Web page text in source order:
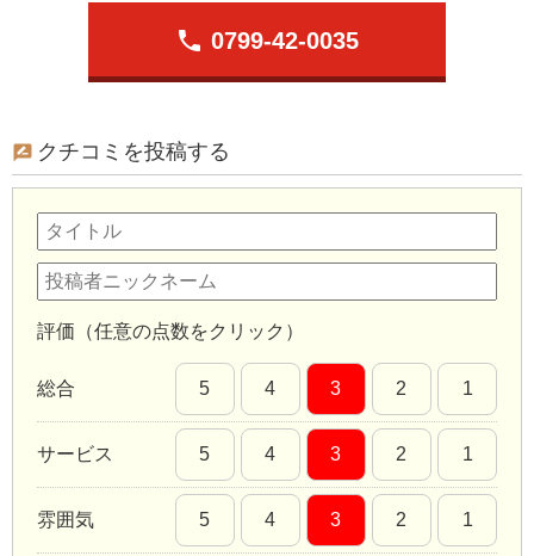
phone 0799-42-0035
クチコミを投稿する
評価（任意の点数をクリック）
総合 5 4 3 2 1
サービス 5 4 3 2 1
雰囲気 5 4 3 2 1